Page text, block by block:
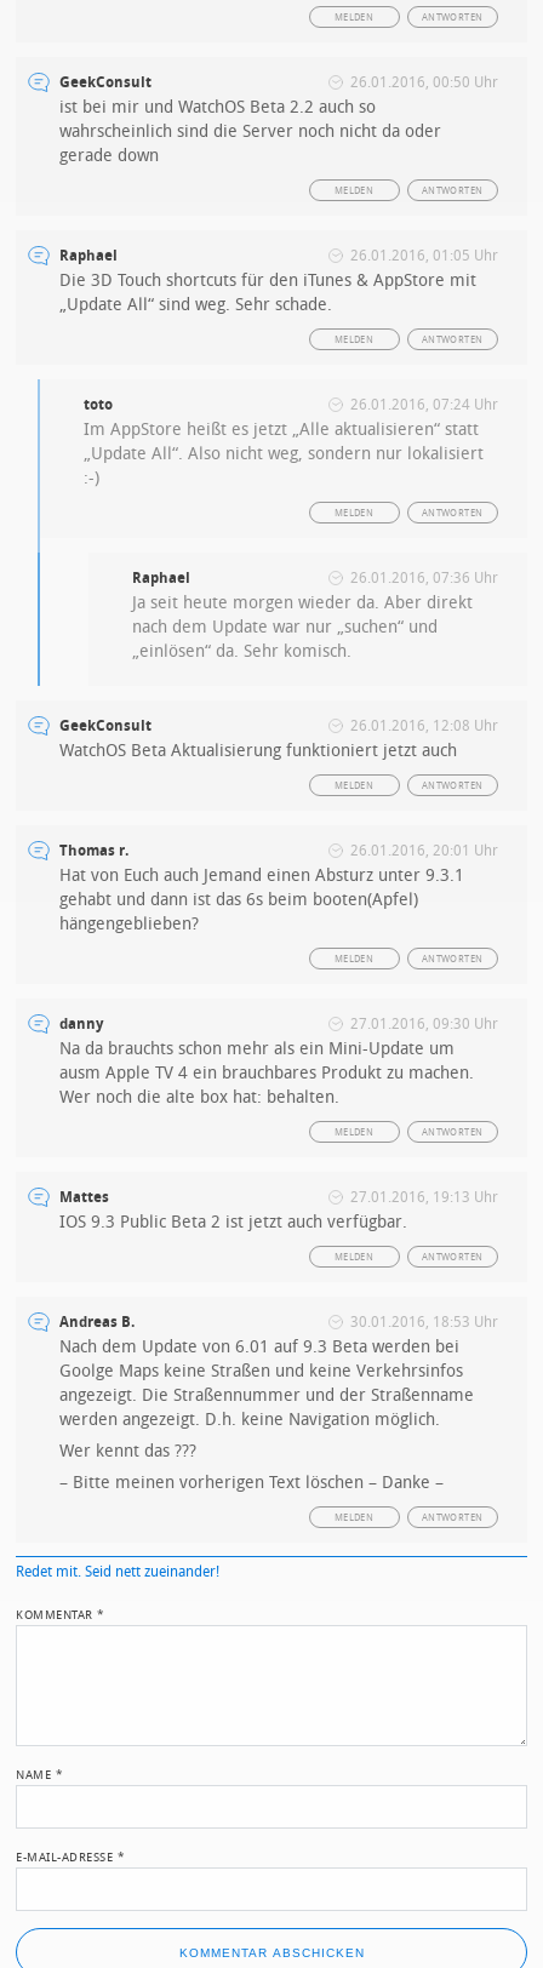
ANTWORTEN
MELDEN
GeekConsult 26.01.2016, 00:50 Uhr
ist bei mir und WatchOS Beta 2.2 auch so
wahrscheinlich sind die Server noch nicht da oder
gerade down
ANTWORTEN
MELDEN
Raphael 26.01.2016, 01:05 Uhr
Die 3D Touch shortcuts für den iTunes & AppStore mit
„Update All“ sind weg. Sehr schade.
ANTWORTEN
MELDEN
toto 26.01.2016, 07:24 Uhr
Im AppStore heißt es jetzt „Alle aktualisieren“ statt
„Update All“. Also nicht weg, sondern nur lokalisiert
:-)
ANTWORTEN
MELDEN
Raphael 26.01.2016, 07:36 Uhr
Ja seit heute morgen wieder da. Aber direkt
nach dem Update war nur „suchen“ und
„einlösen“ da. Sehr komisch.
GeekConsult 26.01.2016, 12:08 Uhr
WatchOS Beta Aktualisierung funktioniert jetzt auch
ANTWORTEN
MELDEN
Thomas r. 26.01.2016, 20:01 Uhr
Hat von Euch auch Jemand einen Absturz unter 9.3.1
gehabt und dann ist das 6s beim booten(Apfel)
hängengeblieben?
ANTWORTEN
MELDEN
danny 27.01.2016, 09:30 Uhr
Na da brauchts schon mehr als ein Mini-Update um
ausm Apple TV 4 ein brauchbares Produkt zu machen.
Wer noch die alte box hat: behalten.
ANTWORTEN
MELDEN
Mattes 27.01.2016, 19:13 Uhr
IOS 9.3 Public Beta 2 ist jetzt auch verfügbar.
ANTWORTEN
MELDEN
Andreas B. 30.01.2016, 18:53 Uhr
Nach dem Update von 6.01 auf 9.3 Beta werden bei
Goolge Maps keine Straßen und keine Verkehrsinfos
angezeigt. Die Straßennummer und der Straßenname
werden angezeigt. D.h. keine Navigation möglich.
Wer kennt das ???
– Bitte meinen vorherigen Text löschen – Danke –
ANTWORTEN
MELDEN
Redet mit. Seid nett zueinander!
KOMMENTAR*
NAME *
E-MAIL-ADRESSE *